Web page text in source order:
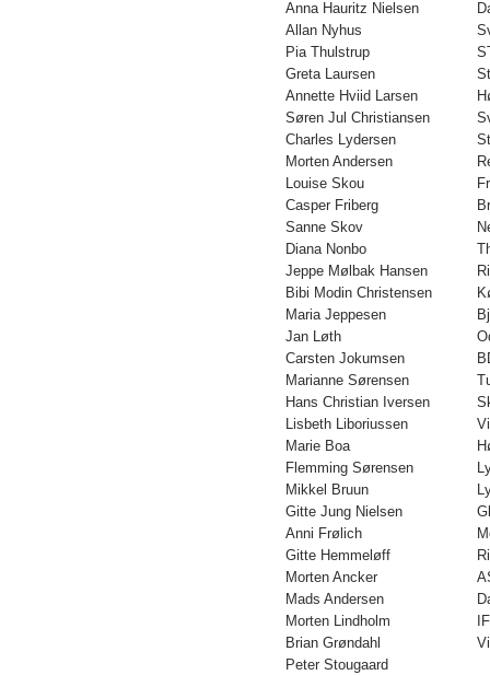
Anna Hauritz Nielsen
Allan Nyhus
Pia Thulstrup
Greta Laursen
Annette Hviid Larsen
Søren Jul Christiansen
Charles Lydersen
Morten Andersen
Louise Skou
Casper Friberg
Sanne Skov
Diana Nonbo
Jeppe Mølbak Hansen
Bibi Modin Christensen
Maria Jeppesen
Jan Løth
Carsten Jokumsen
Marianne Sørensen
Hans Christian Iversen
Lisbeth Liboriussen
Marie Boa
Flemming Sørensen
Mikkel Bruun
Gitte Jung Nielsen
Anni Frølich
Gitte Hemmeløff
Morten Ancker
Mads Andersen
Morten Lindholm
Brian Grøndahl
Peter Stougaard